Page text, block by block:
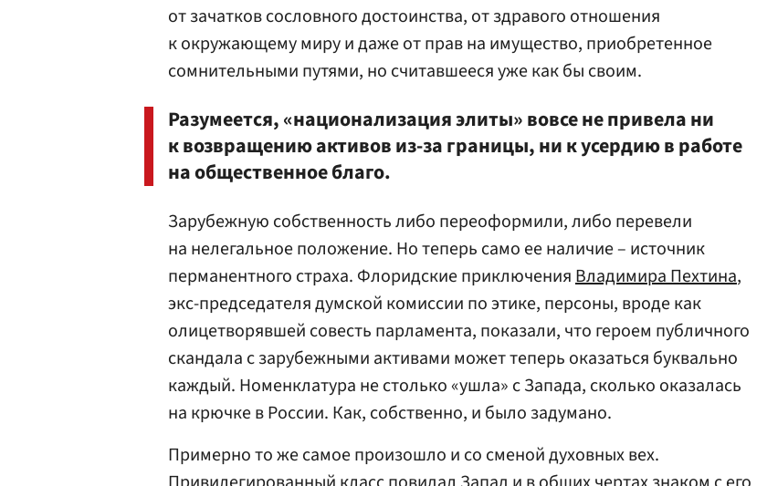
от зачатков сословного достоинства, от здравого отношения
к окружающему миру и даже от прав на имущество, приобретенное
сомнительными путями, но считавшееся уже как бы своим.
Разумеется, «национализация элиты» вовсе не привела ни
к возвращению активов из-за границы, ни к усердию в работе
на общественное благо.
Зарубежную собственность либо переоформили, либо перевели
на нелегальное положение. Но теперь само ее наличие – источник
перманентного страха. Флоридские приключенияВладимира Пехтина,
экс-председателя думской комиссии по этике, персоны, вроде как
олицетворявшей совесть парламента, показали, что героем публичного
скандала с зарубежными активами может теперь оказаться буквально
каждый. Номенклатура не столько «ушла» с Запада, сколько оказалась
на крючке в России. Как, собственно, и было задумано.
Примерно то же самое произошло и со сменой духовных вех.